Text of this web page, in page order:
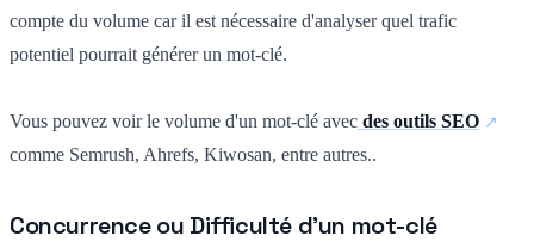
compte du volume car il est nécessaire d'analyser quel trafic
potentiel pourrait générer un mot-clé.
Vous pouvez voir le volume d'un mot-clé avec des outils SEO
comme Semrush, Ahrefs, Kiwosan, entre autres..
Concurrence ou Difficulté d'un mot-clé